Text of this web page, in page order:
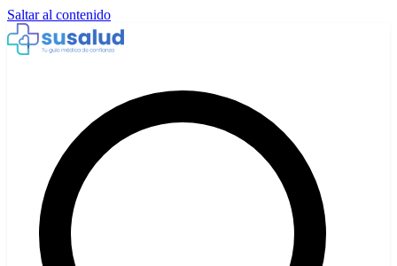
Saltar al contenido